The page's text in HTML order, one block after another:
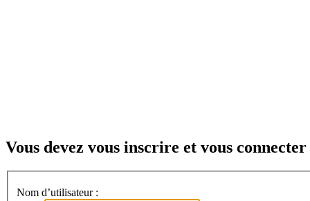
Vous devez vous inscrire et vous
Nom d’utilisateur :